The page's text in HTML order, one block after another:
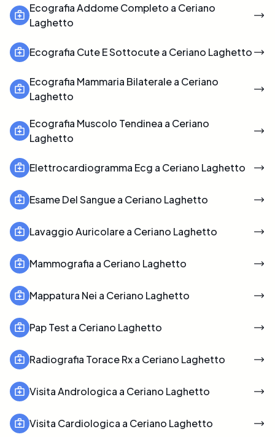
Ecografia Addome Completo a Ceriano
Laghetto
Ecografia Cute E Sottocute a Ceriano Laghetto
Ecografia Mammaria Bilaterale a Ceriano
Laghetto
Ecografia Muscolo Tendinea a Ceriano
Laghetto
Elettrocardiogramma Ecg a Ceriano Laghetto
Esame Del Sangue a Ceriano Laghetto
Lavaggio Auricolare a Ceriano Laghetto
Mammografia a Ceriano Laghetto
Mappatura Nei a Ceriano Laghetto
Pap Test a Ceriano Laghetto
Radiografia Torace Rx a Ceriano Laghetto
Visita Andrologica a Ceriano Laghetto
Visita Cardiologica a Ceriano Laghetto